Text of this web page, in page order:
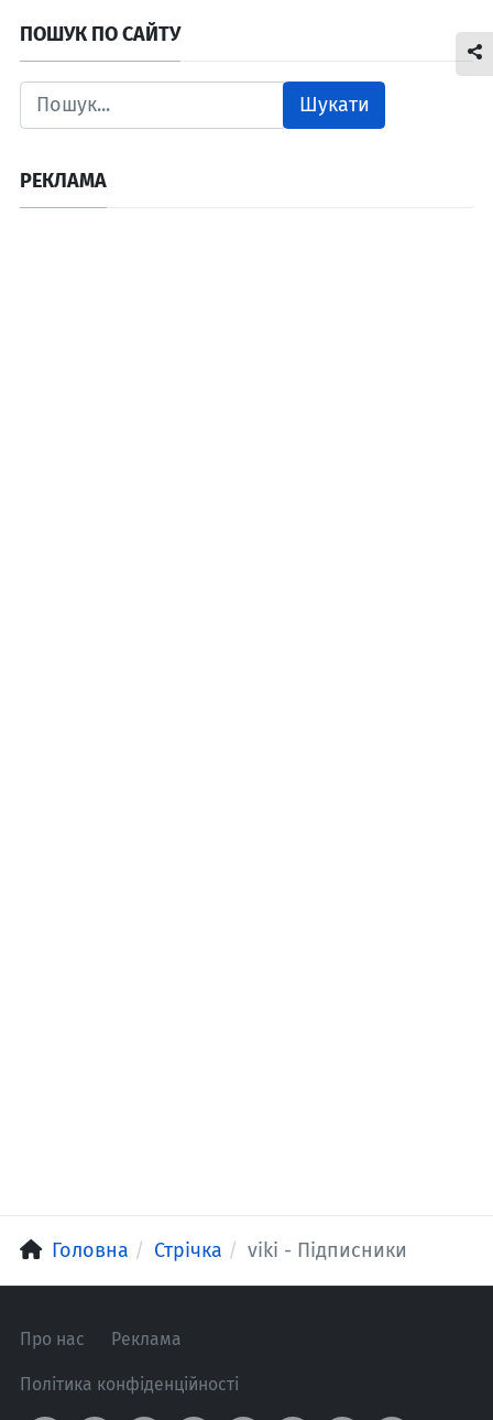
ПОШУК ПО САЙТУ
Шукати
РЕКЛАМА
Головна Стрічка viki - Підписники
Про нас Реклама
Політика конфіденційності